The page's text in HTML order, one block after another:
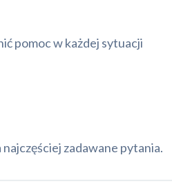
pomoc w każdej sytuacji
zadawane pytania.